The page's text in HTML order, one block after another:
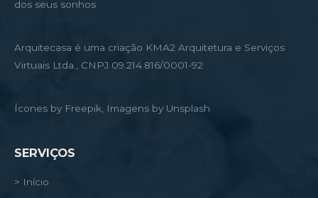
dos seus sonhos
Arquitecasa é uma criação KMA2 Arquitetura e Serviços
Virtuais Ltda., CNPJ 09.214.816/0001-92
Ícones by Freepik, Imagens by Unsplash
SERVIÇOS
> Início